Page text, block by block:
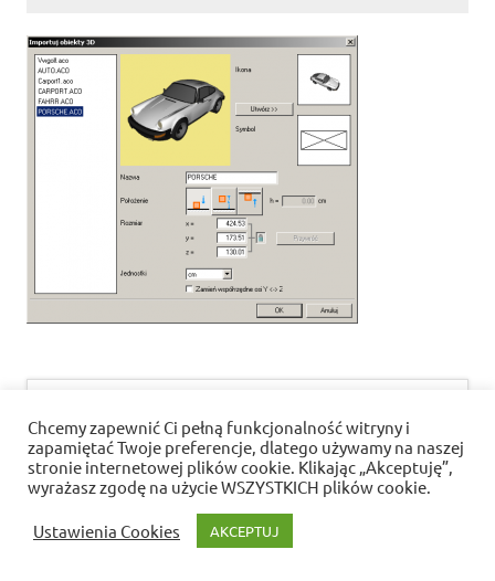
Polityka prywatności i pliki cookies
WordPress Theme: Dynamic News by ThemeZee.
Chcemy zapewnić Ci pełną funkcjonalność witryny i
zapamiętać Twoje preferencje, dlatego używamy na naszej
stronie internetowej plików cookie. Klikając „Akceptuję”,
wyrażasz zgodę na użycie WSZYSTKICH plików cookie.
Ustawienia Cookies AKCEPTUJ